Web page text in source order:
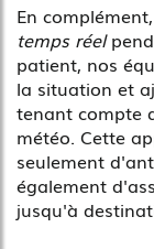
En
temps réel
patient, nos
la situation et
tenant compte
météo. Cette
seulement
également
jusqu'à